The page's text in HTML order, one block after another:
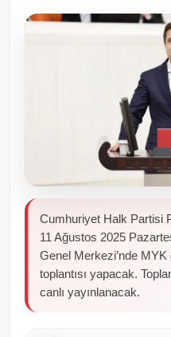
Kamu Kurumları ve Üst
Cumhuriyet Halk Partisi
11 Ağustos 2025
Genel Merkezi’nde
toplantısı yapacak.
canlı yayınlanacak.